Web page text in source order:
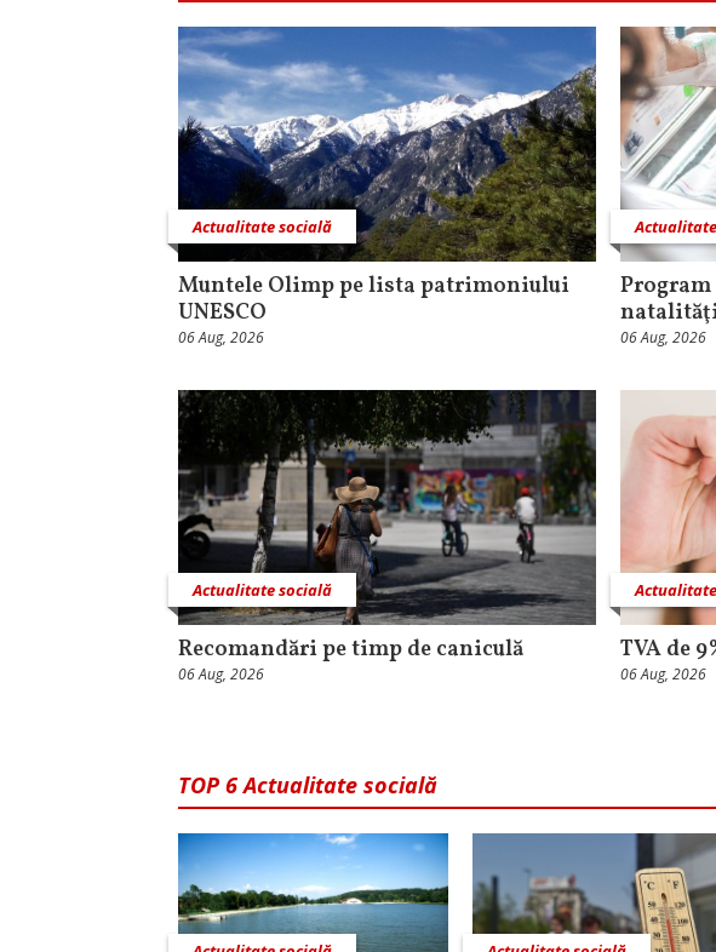
Actualitate socială
Muntele Olimp pe lista patrimoniului
UNESCO
06 Aug, 2026 06 Aug, 2026
Actualitate socială
Recomandări pe timp de caniculă
06 Aug, 2026
TVA de
06 Aug, 2026
TOP 6 Actualitate socială